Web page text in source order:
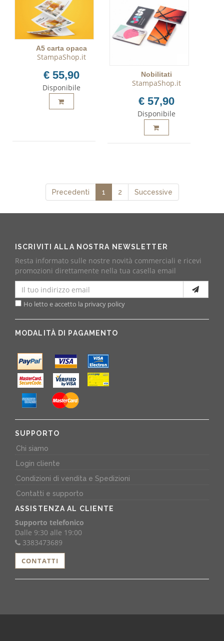
A5 carta opaca
StampaShop.it
€ 55,90
Disponibile
Nobilitati
StampaShop.it
€ 57,90
Disponibile
Precedenti 1 2 Successive
ISCRIVITI ALLA NOSTRA NEWSLETTER
Resta informato sulle nostre novità commerciali e ricevi
promozioni direttamente nella tua casella email
Ho letto e accetto la privacy policy
MODALITÀ DI PAGAMENTO
SUPPORTO
Chi siamo
Login cliente
Condizioni di vendita e Spedizioni
Contatti e supporto
ASSISTENZA AL CLIENTE
Supporto telefonico
Dalle 9:30 alle 19:00
3383473689
CONTATTI